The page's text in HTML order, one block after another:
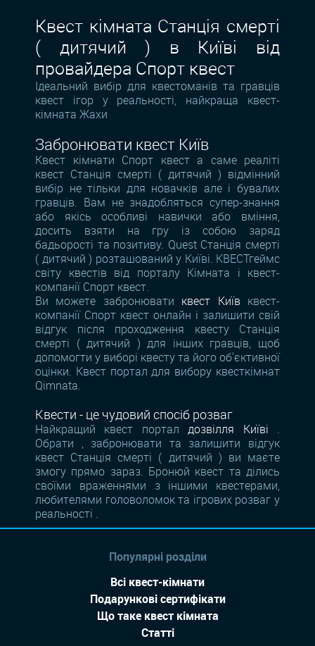
Квест кімната Станція смерті
( дитячий ) в Київі від
провайдера Спорт квест
Ідеальний вибір для квестоманів та гравців
квест ігор у реальності, найкраща квест-
кімната Жахи
Забронювати квест Київ
Квест кімнати Спорт квест а саме реаліті
квест Станція смерті ( дитячий ) відмінний
вибір не тільки для новачків але і бувалих
гравців. Вам не знадобляться супер-знання
або якісь особливі навички або вміння,
досить взяти на гру із собою заряд
бадьорості та позитиву. Quest Станція смерті
( дитячий ) розташований у Київі. КВЕСТгеймс
світу квестів від порталу Кімната і квест-
компанії Спорт квест.
Ви можете забронювати квест Київ квест-
компанії Спорт квест онлайн і залишити свій
відгук після проходження квесту Станція
смерті ( дитячий ) для інших гравців, щоб
допомогти у виборі квесту та його об'єктивної
оцінки. Квест портал для вибору квесткімнат
Qimnata.
Квести - це чудовий спосіб розваг
Найкращий квест порталдозвілля Київі .
Обрати , забронювати та залишити відгук
квест Станція смерті ( дитячий ) ви маєте
змогу прямо зараз. Бронюй квест та ділись
своїми враженнями з іншими квестерами,
любителями головоломок та ігрових розваг у
реальності .
Популярні розділи
Всі квест-кімнати
Подарункові сертифікати
Що таке квест кімната
Статті